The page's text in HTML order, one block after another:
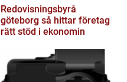
Redovisningsbyrå
göteborg så hittar företag
rätt stöd i ekonomin